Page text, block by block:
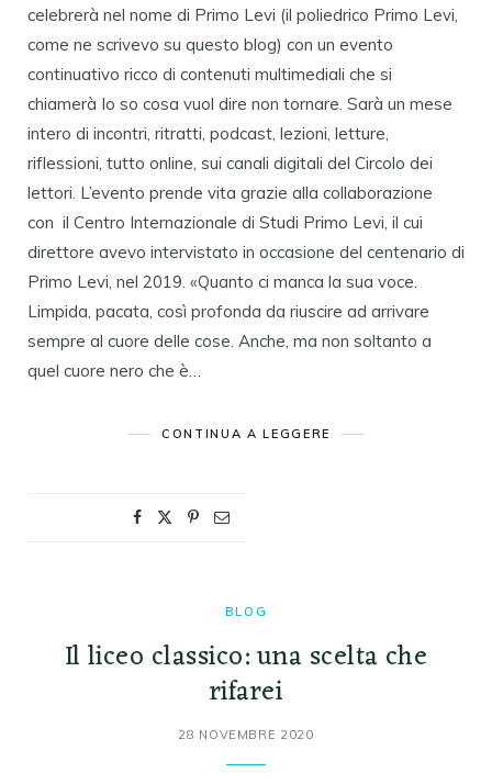
celebrerà nel nome di Primo Levi (il poliedrico Primo Levi,
come ne scrivevo su questo blog) con un evento
continuativo ricco di contenuti multimediali che si
chiamerà Io so cosa vuol dire non tornare. Sarà un mese
intero di incontri, ritratti, podcast, lezioni, letture,
riflessioni, tutto online, sui canali digitali del Circolo dei
lettori. L’evento prende vita grazie alla collaborazione
con il Centro Internazionale di Studi Primo Levi, il cui
direttore avevo intervistato in occasione del centenario di
Primo Levi, nel 2019. «Quanto ci manca la sua voce.
Limpida, pacata, così profonda da riuscire ad arrivare
sempre al cuore delle cose. Anche, ma non soltanto a
quel cuore nero che è…
CONTINUA A LEGGERE
BLOG
Il liceo classico: una scelta che
rifarei
28 NOVEMBRE 2020